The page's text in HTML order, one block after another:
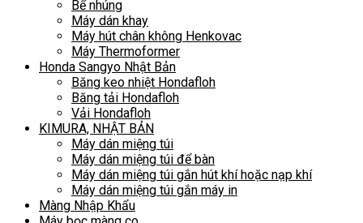
Bể nhúng
Máy dán khay
Máy hút chân không Henkovac
Máy Thermoformer
Honda Sangyo Nhật Bản
Băng keo nhiệt Hondafloh
Băng tải Hondafloh
Vải Hondafloh
KIMURA, NHẬT BẢN
Máy dán miệng túi
Máy dán miệng túi để bàn
Máy dán miệng túi gắn hút khí hoặc nạp khí
Máy dán miệng túi gắn máy in
Màng Nhập Khẩu